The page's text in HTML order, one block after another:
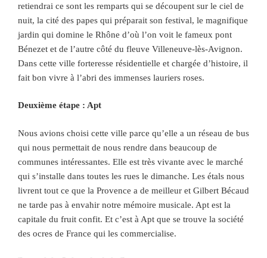
retiendrai ce sont les remparts qui se découpent sur le ciel de
nuit, la cité des papes qui préparait son festival, le magnifique
jardin qui domine le Rhône d’où l’on voit le fameux pont
Bénezet et de l’autre côté du fleuve Villeneuve-lès-Avignon.
Dans cette ville forteresse résidentielle et chargée d’histoire, il
fait bon vivre à l’abri des immenses lauriers roses.
Deuxième étape : Apt
Nous avions choisi cette ville parce qu’elle a un réseau de bus
qui nous permettait de nous rendre dans beaucoup de
communes intéressantes. Elle est très vivante avec le marché
qui s’installe dans toutes les rues le dimanche. Les étals nous
livrent tout ce que la Provence a de meilleur et Gilbert Bécaud
ne tarde pas à envahir notre mémoire musicale. Apt est la
capitale du fruit confit. Et c’est à Apt que se trouve la société
des ocres de France qui les commercialise.